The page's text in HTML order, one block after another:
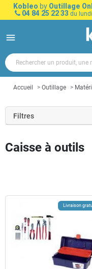
Kobleo by Outillage
04 84 25 22 33 du
menu
Accueil Outillage
Filtres
Caisse à outils
Livraison